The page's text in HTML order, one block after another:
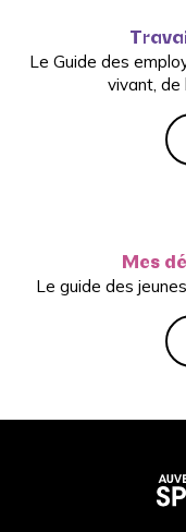
Le Guide des
vivant, de
Mes
Le guide des